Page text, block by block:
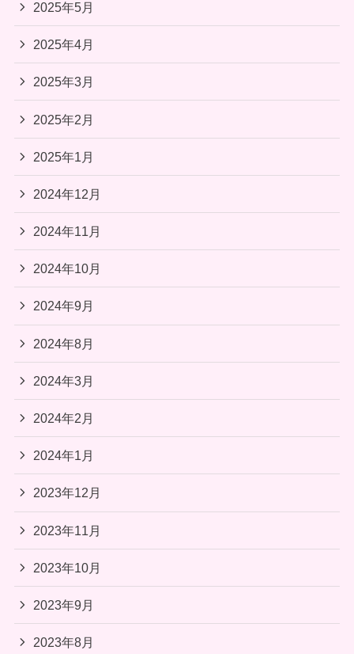
2025年5月
2025年4月
2025年3月
2025年2月
2025年1月
2024年12月
2024年11月
2024年10月
2024年9月
2024年8月
2024年3月
2024年2月
2024年1月
2023年12月
2023年11月
2023年10月
2023年9月
2023年8月